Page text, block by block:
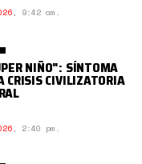
, 9:42 am.
NIÑO": SÍNTOMA
CRISIS CIVILIZATORIA
, 2:40 pm.